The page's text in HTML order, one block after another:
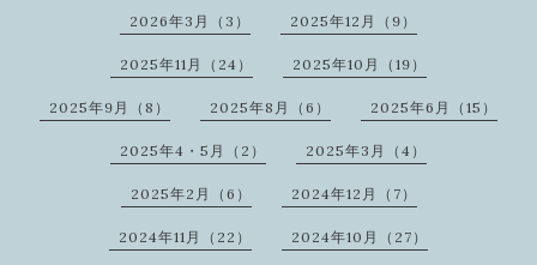
2026年3月（3） 2025年12月（9）
2025年11月（24） 2025年10月（19）
2025年9月（8） 2025年8月（6） 2025年6月（15）
2025年4・5月（2） 2025年3月（4）
2025年2月（6） 2024年12月（7）
2024年11月（22） 2024年10月（27）